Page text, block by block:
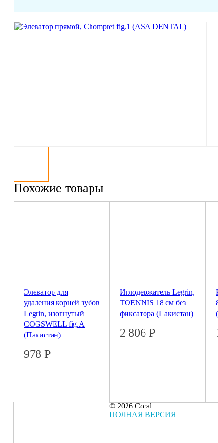
Похожие товары
Элеватор для
удаления корней зубов
Legrin, изогнутый
COGSWELL fig.A
(Пакистан)
978 Р
Иглодержатель Legrin,
TOENNIS 18 см без
фиксатора (Пакистан)
2 806 Р
© 2026 Coral
ПОЛНАЯ ВЕРСИЯ